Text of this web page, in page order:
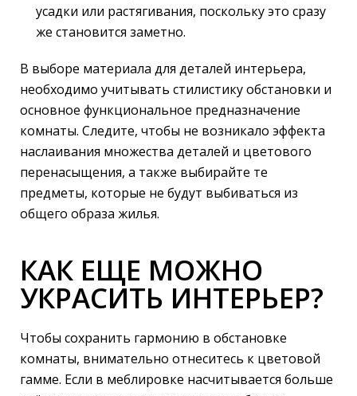
усадки или растягивания, поскольку это сразу
же становится заметно.
В выборе материала для деталей интерьера,
необходимо учитывать стилистику обстановки и
основное функциональное предназначение
комнаты. Следите, чтобы не возникало эффекта
наслаивания множества деталей и цветового
перенасыщения, а также выбирайте те
предметы, которые не будут выбиваться из
общего образа жилья.
КАК ЕЩЕ МОЖНО
УКРАСИТЬ ИНТЕРЬЕР?
Чтобы сохранить гармонию в обстановке
комнаты, внимательно отнеситесь к цветовой
гамме. Если в меблировке насчитывается больше